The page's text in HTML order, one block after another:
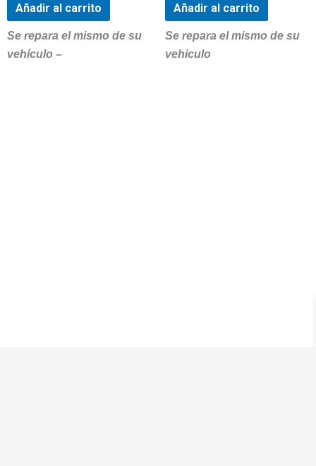
Añadir al carrito
Se repara el mismo de su
vehículo –
Añadir al carrito
Se repara el mismo de su
vehiculo